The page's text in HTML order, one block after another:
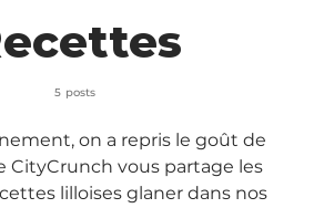
5 posts
on a repris le goût de
CityCrunch vous partage les
lilloises glaner dans nos